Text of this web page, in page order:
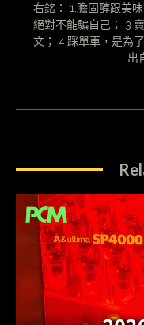
右銘： 1.膽固醇跟美
絕對不能騙自己； 3.
文； 4.踩單車，是為
出